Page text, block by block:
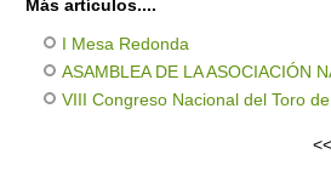
Más artículos....
I Mesa Redonda
ASAMBLEA DE LA ASOCIACIÓN
VIII Congreso Nacional del Toro